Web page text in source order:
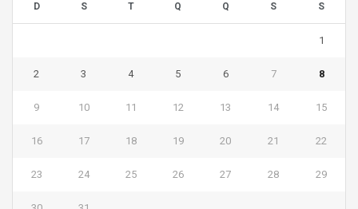
D S T Q Q S S
1
2 3 4 5 6 7 8
9 10 11 12 13 14 15
16 17 18 19 20 21 22
23 24 25 26 27 28 29